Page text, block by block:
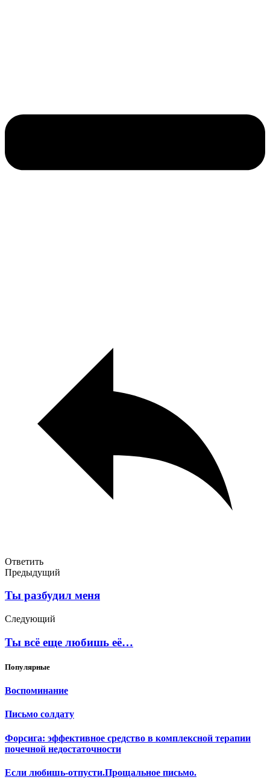
Ответить
Предыдущий
Ты разбудил меня
Следующий
Ты всё еще любишь её…
Популярные
Воспоминание
Письмо солдату
Форсига: эффективное средство в комплексной терапии
почечной недостаточности
Если любишь-отпусти.Прощальное письмо.